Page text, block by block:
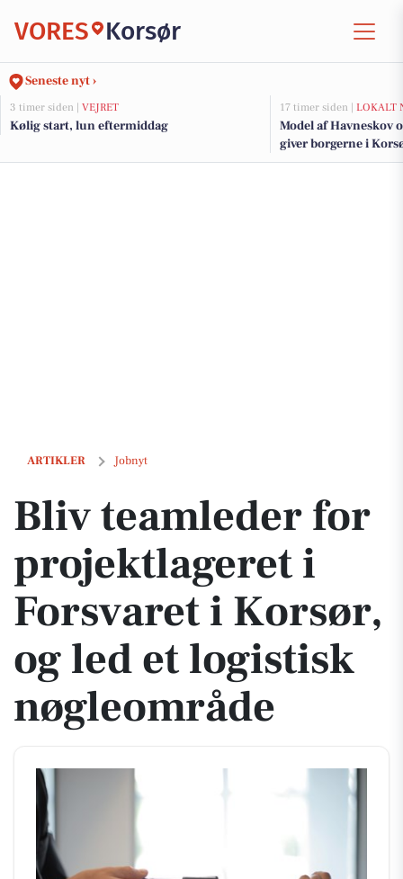
VORES Korsør
Seneste nyt ›
3 timer siden | VEJRET
Kølig start, lun eftermiddag
17 timer siden | LOKALT
Model af Havneskov
giver borgerne i
kommende projekt
ARTIKLER Jobnyt
Bliv teamleder for projektlageret i Forsvaret i Korsør, og led et
Bliv teamleder for
projektlageret i
Forsvaret i Korsør,
og led et logistisk
nøgleområde